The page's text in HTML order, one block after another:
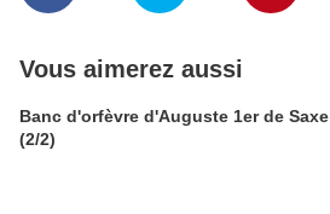
Vous aimerez aussi
Banc d'orfèvre d'Auguste 1er de Saxe
(2/2)